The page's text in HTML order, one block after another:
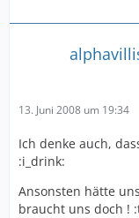
13. Juni 2008 um 19:34
Ich denke auch,
:i_drink:
Ansonsten hätte
braucht uns doch !